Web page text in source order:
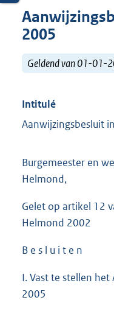
2005
Geldend van 01-
Intitulé
Aanwijzingsbesluit
Burgemeester en
Helmond,
Gelet op artikel 12
Helmond 2002
B e s l u i t e n
I. Vast te stellen
2005